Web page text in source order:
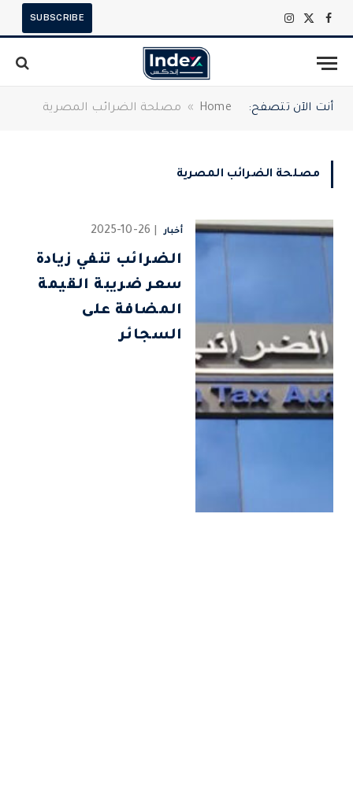
فيسبوك
X
الانستغرام
SUBSCRIBE
أنت الآن تتصفح: Home
» مصلحة الضرائب المصرية
مصلحة الضرائب المصرية
أخبار 2025-10-26
الضرائب تنفي زيادة
سعر ضريبة القيمة
المضافة على
السجائر